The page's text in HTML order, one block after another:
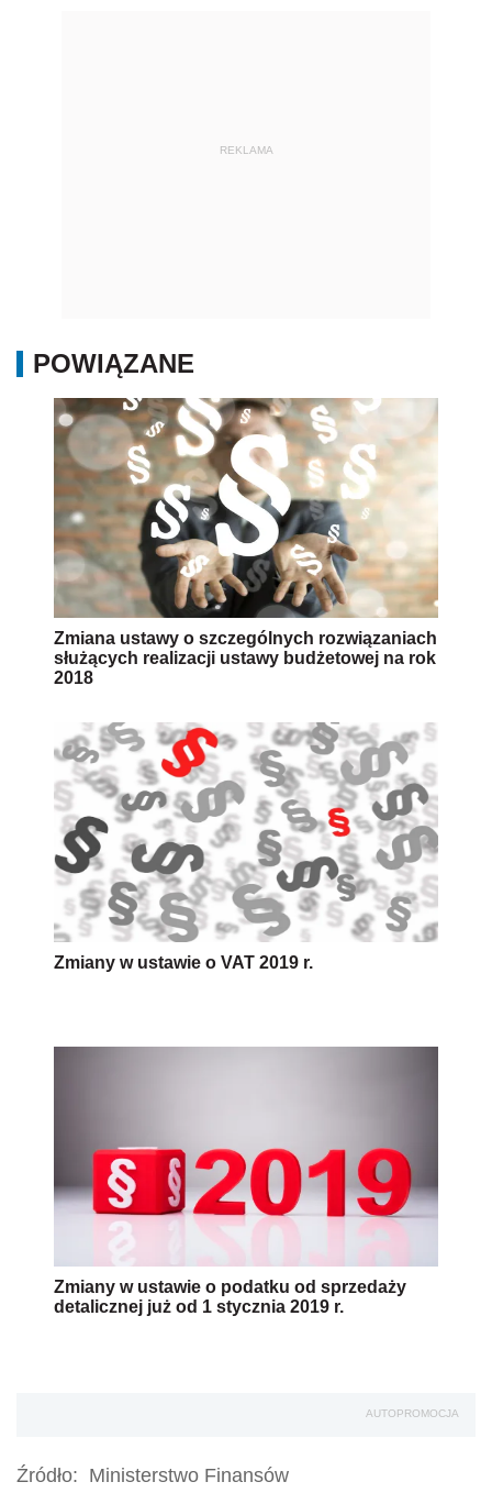
REKLAMA
POWIĄZANE
Zmiana ustawy o szczególnych rozwiązaniach
służących realizacji ustawy budżetowej na rok
2018
Zmiany w ustawie o VAT 2019 r.
Zmiany w ustawie o podatku od sprzedaży
detalicznej już od 1 stycznia 2019 r.
AUTOPROMOCJA
Źródło: Ministerstwo Finansów